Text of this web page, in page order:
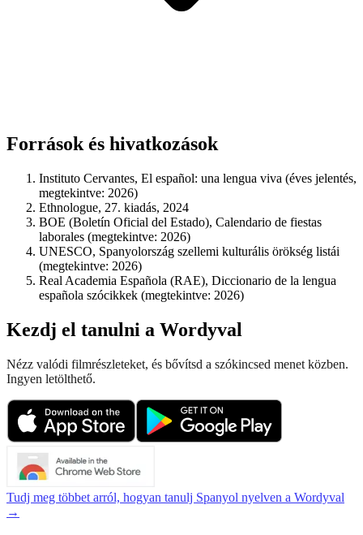
Források és hivatkozások
Instituto Cervantes, El español: una lengua viva (éves jelentés,
megtekintve: 2026)
Ethnologue, 27. kiadás, 2024
BOE (Boletín Oficial del Estado), Calendario de fiestas
laborales (megtekintve: 2026)
UNESCO, Spanyolország szellemi kulturális örökség listái
(megtekintve: 2026)
Real Academia Española (RAE), Diccionario de la lengua
española szócikkek (megtekintve: 2026)
Kezdj el tanulni a Wordyval
Nézz valódi filmrészleteket, és bővítsd a szókincsed menet közben.
Ingyen letölthető.
Tudj meg többet arról, hogyan tanulj Spanyol nyelven a Wordyval
→